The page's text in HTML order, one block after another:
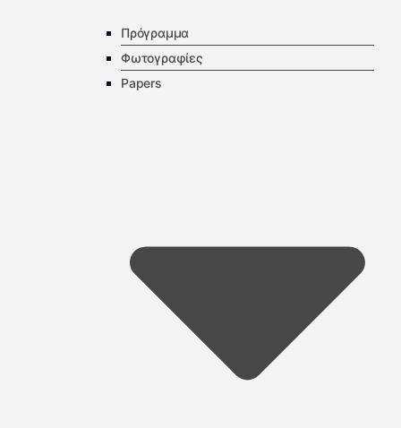
Πρόγραμμα
Φωτογραφίες
Papers